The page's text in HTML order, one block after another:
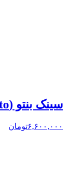
سینک بنتو (Bento) مدل B104
۶,۶۰۰,۰۰۰تومان